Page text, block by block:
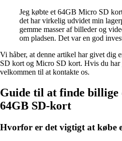
Jeg købte et 64GB Micro SD
det har virkelig udvidet min
gemme masser af billeder og
om pladsen. Det var en god
Vi håber, at denne artikel har givet dig
SD kort og Micro SD kort. Hvis du har
velkommen til at kontakte os.
Guide til at finde billige
64GB SD-kort
Hvorfor er det vigtigt at købe